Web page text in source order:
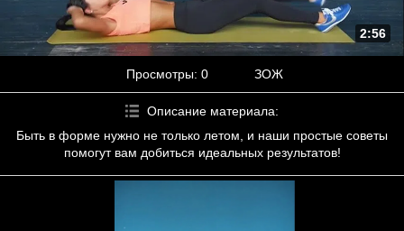
2:56
Просмотры: 0 ЗОЖ
Описание материала:
Быть в форме нужно не только летом, и наши простые советы
помогут вам добиться идеальных результатов!